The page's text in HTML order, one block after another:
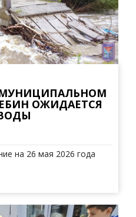
ОЖИДАЕТСЯ
на 26 мая 2026 года